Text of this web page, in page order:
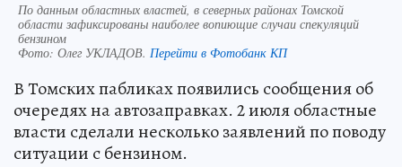
По данным областных властей, в северных районах Томской
области зафиксированы наиболее вопиющие случаи спекуляций
бензином
Фото: Олег УКЛАДОВ. Перейти в Фотобанк КП
В Томских пабликах появились сообщения об
очередях на автозаправках. 2 июля областные
власти сделали несколько заявлений по поводу
ситуации с бензином.